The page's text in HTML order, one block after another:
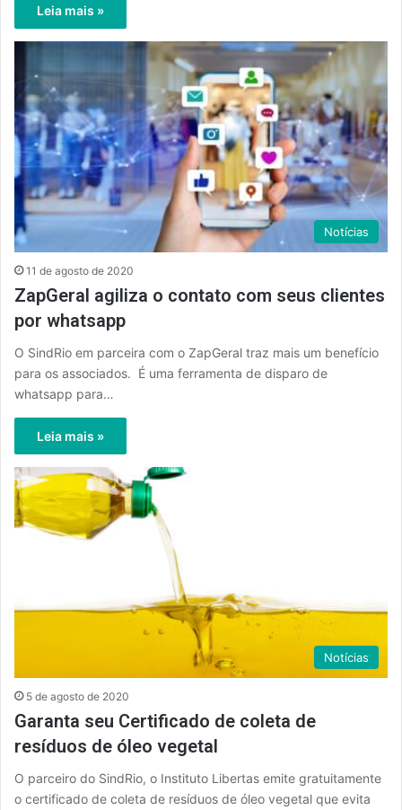
Leia mais »
Notícias
11 de agosto de 2020
ZapGeral agiliza o contato com seus clientes
por whatsapp
O SindRio em parceira com o ZapGeral traz mais um benefício
para os associados. É uma ferramenta de disparo de
whatsapp para…
Leia mais »
Notícias
5 de agosto de 2020
Garanta seu Certificado de coleta de
resíduos de óleo vegetal
O parceiro do SindRio, o Instituto Libertas emite gratuitamente
o certificado de coleta de resíduos de óleo vegetal que evita